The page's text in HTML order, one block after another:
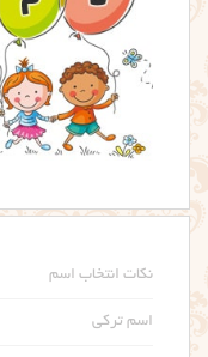
نکات انتخاب اسم
اسم ترکی